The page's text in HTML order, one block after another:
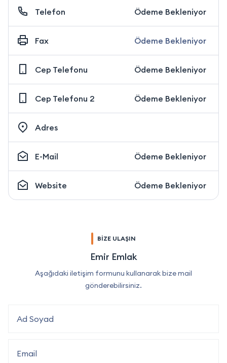
Telefon Ödeme Bekleniyor
Fax Ödeme Bekleniyor
Cep Telefonu Ödeme Bekleniyor
Cep Telefonu 2 Ödeme Bekleniyor
Adres
E-Mail Ödeme Bekleniyor
Website Ödeme Bekleniyor
BİZE ULAŞIN
Emir Emlak
Aşağıdaki iletişim formunu kullanarak bize mail
gönderebilirsiniz.